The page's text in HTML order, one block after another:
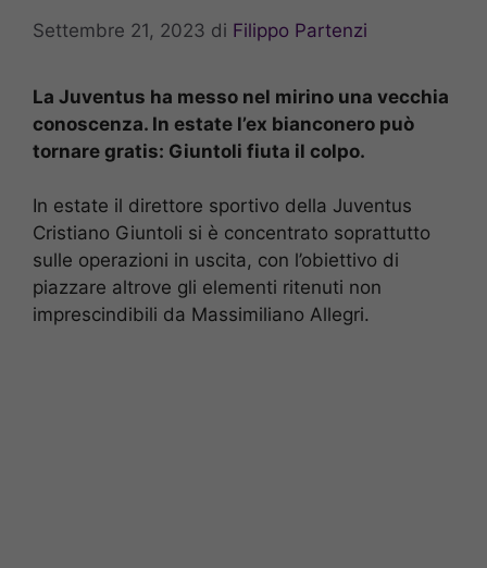
Settembre 21, 2023 di Filippo Partenzi
La Juventus ha messo nel mirino una vecchia
conoscenza. In estate l’ex bianconero può
tornare gratis: Giuntoli fiuta il colpo.
In estate il direttore sportivo della Juventus
Cristiano Giuntoli si è concentrato soprattutto
sulle operazioni in uscita, con l’obiettivo di
piazzare altrove gli elementi ritenuti non
imprescindibili da Massimiliano Allegri.